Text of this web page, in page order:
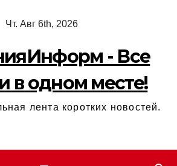
Чт. Авг 6th, 2026
- Все
в одном месте!
лента коротких новостей.